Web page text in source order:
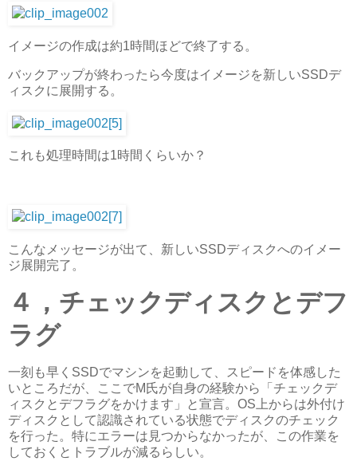
イメージの作成は約1時間ほどで終了する。
バックアップが終わったら今度はイメージを新しいSSDデ
ィスクに展開する。
これも処理時間は1時間くらいか？
こんなメッセージが出て、新しいSSDディスクへのイメー
ジ展開完了。
４，チェックディスクとデフ
ラグ
一刻も早くSSDでマシンを起動して、スピードを体感した
いところだが、ここでM氏が自身の経験から「チェックデ
ィスクとデフラグをかけます」と宣言。OS上からは外付け
ディスクとして認識されている状態でディスクのチェック
を行った。特にエラーは見つからなかったが、この作業を
しておくとトラブルが減るらしい。